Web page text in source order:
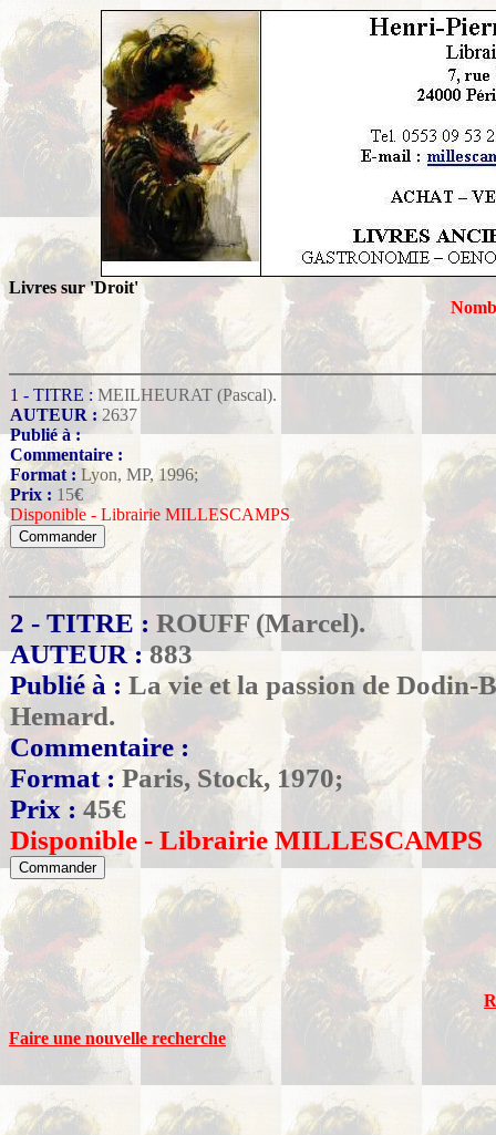
Livres sur 'Droit'
1 - TITRE : MEILHEURAT (Pascal).
AUTEUR : 2637
Publié à :
Commentaire :
Format : Lyon, MP, 1996;
Prix : 15€
Disponible - Librairie MILLESCAMPS
2 - TITRE : ROUFF (Marcel).
AUTEUR :883
Publié à : La vie et la passion de
Hemard.
Commentaire :
Format : Paris, Stock, 1970;
Prix : 45€
Disponible - Librairie MILLESCAMPS
Faire une nouvelle recherche